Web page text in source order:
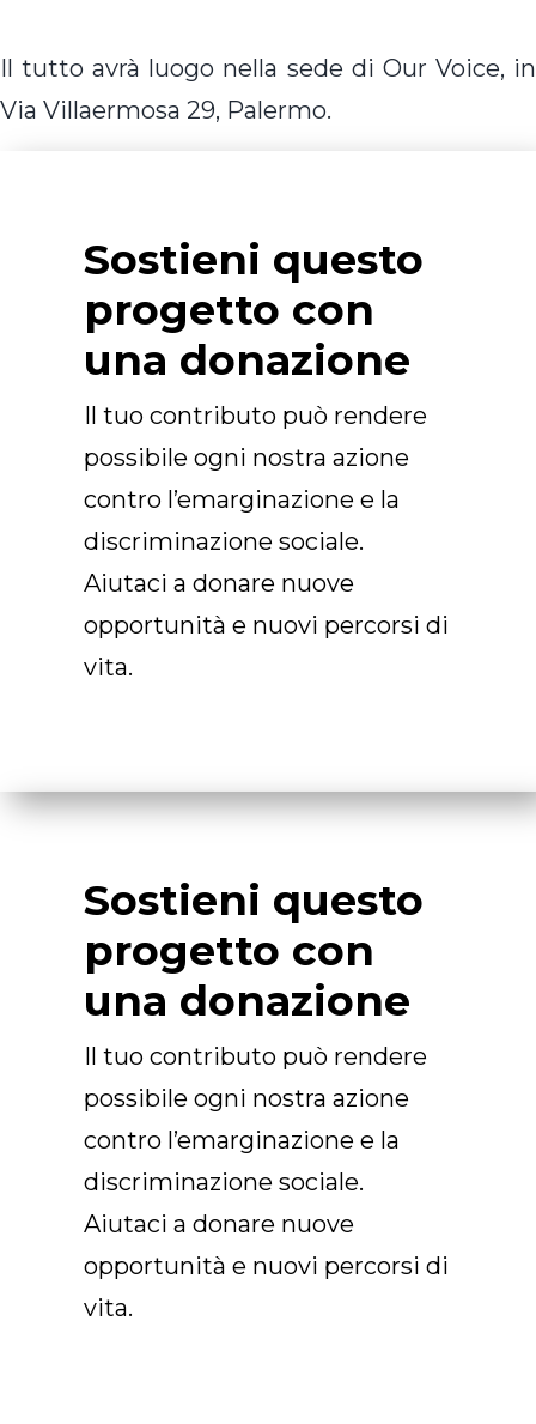
Il tutto avrà luogo nella sede di Our Voice, in
Via Villaermosa 29, Palermo.
Sostieni questo
progetto con
una donazione
Il tuo contributo può rendere
possibile ogni nostra azione
contro l’emarginazione e la
discriminazione sociale.
Aiutaci a donare nuove
opportunità e nuovi percorsi di
vita.
Sostieni questo
progetto con
una donazione
Il tuo contributo può rendere
possibile ogni nostra azione
contro l’emarginazione e la
discriminazione sociale.
Aiutaci a donare nuove
opportunità e nuovi percorsi di
vita.